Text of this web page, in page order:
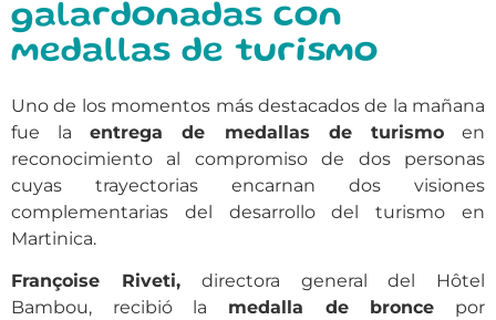
galardonadas con
medallas de turismo
Uno de los momentos más destacados de la mañana
fue laentrega de medallas de turismoen
reconocimiento al compromiso de dos personas
cuyas trayectorias encarnan dos visiones
complementarias del desarrollo del turismo en
Martinica.
Françoise Riveti,directora general del Hôtel
Bambou, recibió la medalla de bronce por